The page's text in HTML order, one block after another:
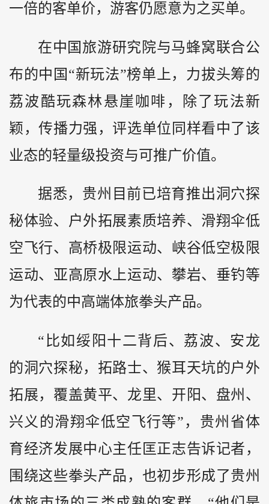
一倍的客单价，游客仍愿意为之买单。
在中国旅游研究院与马蜂窝联合公
布的中国“新玩法”榜单上，力拔头筹的
荔波酷玩森林悬崖咖啡，除了玩法新
颖，传播力强，评选单位同样看中了该
业态的轻量级投资与可推广价值。
据悉，贵州目前已培育推出洞穴探
秘体验、户外拓展素质培养、滑翔伞低
空飞行、高桥极限运动、峡谷低空极限
运动、亚高原水上运动、攀岩、垂钓等
为代表的中高端体旅拳头产品。
“比如绥阳十二背后、荔波、安龙
的洞穴探秘，拓路士、猴耳天坑的户外
拓展，覆盖黄平、龙里、开阳、盘州、
兴义的滑翔伞低空飞行等”，贵州省体
育经济发展中心主任匡正志告诉记者，
围绕这些拳头产品，也初步形成了贵州